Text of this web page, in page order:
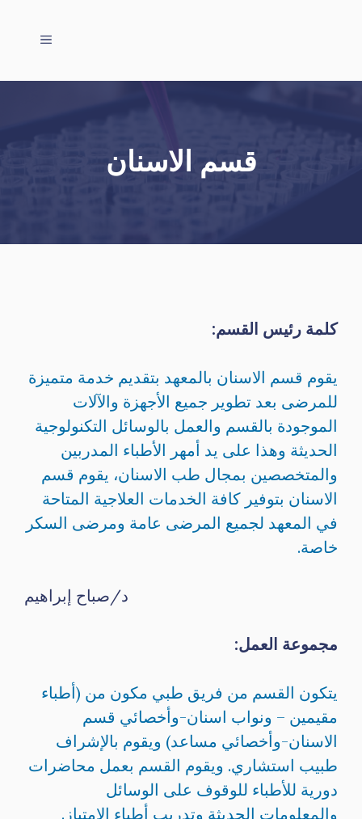
القائمة
قسم الاسنان
كلمة رئيس القسم:
يقوم قسم الاسنان بالمعهد بتقديم خدمة متميزة
للمرضى بعد تطوير جميع الأجهزة والآلات
الموجودة بالقسم والعمل بالوسائل التكنولوجية
الحديثة وهذا على يد أمهر الأطباء المدربين
والمتخصصين بمجال طب الاسنان، يقوم قسم
الاسنان بتوفير كافة الخدمات العلاجية المتاحة
في المعهد لجميع المرضى عامة ومرضى السكر
خاصة.
د/صباح إبراهيم
مجموعة العمل:
يتكون القسم من فريق طبي مكون من (أطباء
مقيمين – ونواب اسنان-وأخصائي قسم
الاسنان-وأخصائي مساعد) ويقوم بالإشراف
طبيب استشاري. ويقوم القسم بعمل محاضرات
دورية للأطباء للوقوف على الوسائل
والمعلومات الحديثة وتدريب أطباء الامتياز.